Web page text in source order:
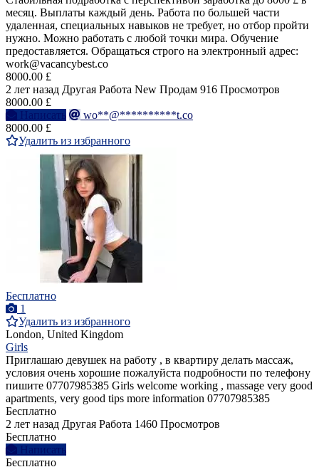
месяц. Выплаты каждый день. Работа по большей части
удаленная, специальных навыков не требует, но отбор пройти
нужно. Можно работать с любой точки мира. Обучение
предоставляется. Обращаться строго на электронный адрес:
work@vacancybest.co
8000.00 £
2 лет назад Другая Работа New Продам 916 Просмотров
8000.00 £
Написать
wo**@**********t.co
8000.00 £
Удалить из избранного
Бесплатно
1
Удалить из избранного
London, United Kingdom
Girls
Приглашаю девушек на работу , в квартиру делать массаж,
условия очень хорошие пожалуйста подробности по телефону
пишите 07707985385 Girls welcome working , massage very good
apartments, very good tips more information 07707985385
Бесплатно
2 лет назад Другая Работа 1460 Просмотров
Бесплатно
Написать
Бесплатно